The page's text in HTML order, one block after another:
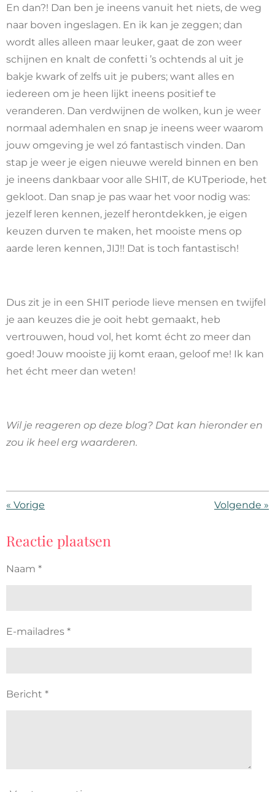
En dan?! Dan ben je ineens vanuit het niets, de weg
naar boven ingeslagen. En ik kan je zeggen; dan
wordt alles alleen maar leuker, gaat de zon weer
schijnen en knalt de confetti ’s ochtends al uit je
bakje kwark of zelfs uit je pubers; want alles en
iedereen om je heen lijkt ineens positief te
veranderen. Dan verdwijnen de wolken, kun je weer
normaal ademhalen en snap je ineens weer waarom
jouw omgeving je wel zó fantastisch vinden. Dan
stap je weer je eigen nieuwe wereld binnen en ben
je ineens dankbaar voor alle SHIT, de KUTperiode, het
gekloot. Dan snap je pas waar het voor nodig was:
jezelf leren kennen, jezelf herontdekken, je eigen
keuzen durven te maken, het mooiste mens op
aarde leren kennen, JIJ!! Dat is toch fantastisch!
Dus zit je in een SHIT periode lieve mensen en twijfel
je aan keuzes die je ooit hebt gemaakt, heb
vertrouwen, houd vol, het komt écht zo meer dan
goed! Jouw mooiste jij komt eraan, geloof me! Ik kan
het écht meer dan weten!
Wil je reageren op deze blog? Dat kan hieronder en
zou ik heel erg waarderen.
« Vorige Volgende »
Reactie plaatsen
Naam *
E-mailadres *
Bericht *